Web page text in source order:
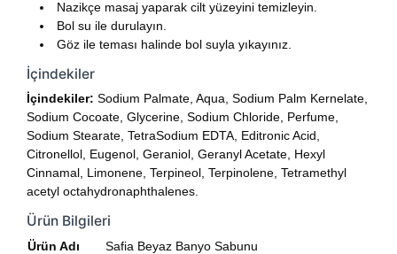
Nazikçe masaj yaparak cilt yüzeyini temizleyin.
Bol su ile durulayın.
Göz ile teması halinde bol suyla yıkayınız.
İçindekiler
İçindekiler: Sodium Palmate, Aqua, Sodium Palm Kernelate,
Sodium Cocoate, Glycerine, Sodium Chloride, Perfume,
Sodium Stearate, TetraSodium EDTA, Editronic Acid,
Citronellol, Eugenol, Geraniol, Geranyl Acetate, Hexyl
Cinnamal, Limonene, Terpineol, Terpinolene, Tetramethyl
acetyl octahydronaphthalenes.
Ürün Bilgileri
Ürün Adı
Safia Beyaz Banyo Sabunu